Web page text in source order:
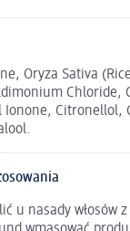
Oryza Sativa
Chloride,
Ionone, Citronellol,
u nasady włosów z